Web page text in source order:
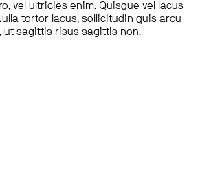
vel ultricies enim. Quisque vel lacus
tortor lacus, sollicitudin quis arcu
ut sagittis risus sagittis non.